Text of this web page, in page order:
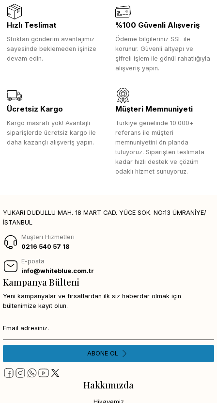
Hızlı Teslimat
Stoktan gönderim avantajımız
sayesinde beklemeden işinize
devam edin.
%100 Güvenli Alışveriş
Ödeme bilgileriniz SSL ile
korunur. Güvenli altyapı ve
şifreli işlem ile gönül rahatlığıyla
alışveriş yapın.
Ücretsiz Kargo
Kargo masrafı yok! Avantajlı
siparişlerde ücretsiz kargo ile
daha kazançlı alışveriş yapın.
Müşteri Memnuniyeti
Türkiye genelinde 10.000+
referans ile müşteri
memnuniyetini ön planda
tutuyoruz. Siparişten teslimata
kadar hızlı destek ve çözüm
odaklı hizmet sunuyoruz.
YUKARI DUDULLU MAH. 18 MART CAD. YÜCE SOK. NO:13 ÜMRANİYE/
İSTANBUL
Müşteri Hizmetleri
0216 540 57 18
E-posta
info@whiteblue.com.tr
Hakkımızda
Kampanya Bülteni
Yeni kampanyalar ve fırsatlardan ilk siz haberdar olmak için
bültenimize kayıt olun.
ABONE OL